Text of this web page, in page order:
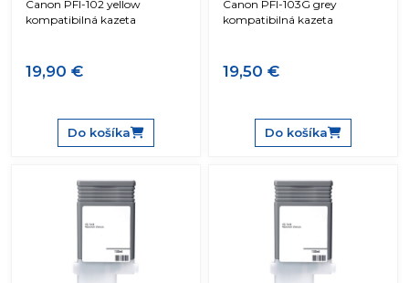
Canon PFI-102 yellow
kompatibilná kazeta
19,90 €
Do košíka
Canon PFI-103G grey
kompatibilná kazeta
19,50 €
Do košíka